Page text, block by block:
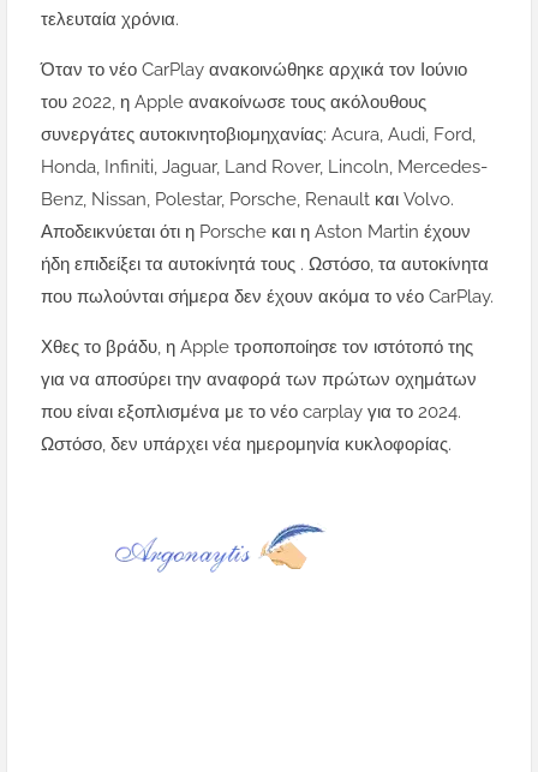
τελευταία χρόνια.
Όταν το νέο CarPlay ανακοινώθηκε αρχικά τον Ιούνιο
του 2022, η Apple ανακοίνωσε τους ακόλουθους
συνεργάτες αυτοκινητοβιομηχανίας: Acura, Audi, Ford,
Honda, Infiniti, Jaguar, Land Rover, Lincoln, Mercedes-
Benz, Nissan, Polestar, Porsche, Renault και Volvo.
Αποδεικνύεται ότι η Porsche και η Aston Martin έχουν
ήδη επιδείξει τα αυτοκίνητά τους . Ωστόσο, τα αυτοκίνητα
που πωλούνται σήμερα δεν έχουν ακόμα το νέο CarPlay.
Χθες το βράδυ, η Apple τροποποίησε τον ιστότοπό της
για να αποσύρει την αναφορά των πρώτων οχημάτων
που είναι εξοπλισμένα με το νέο carplay για το 2024.
Ωστόσο, δεν υπάρχει νέα ημερομηνία κυκλοφορίας.